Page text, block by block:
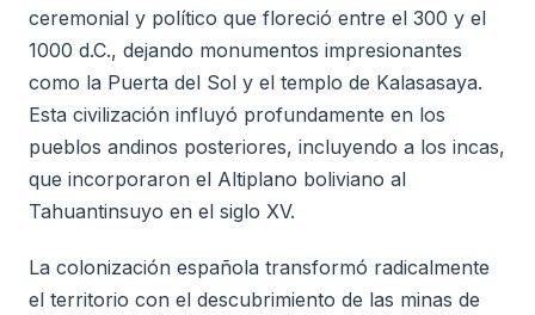
ceremonial y político que floreció entre el 300 y el
1000 d.C., dejando monumentos impresionantes
como la Puerta del Sol y el templo de Kalasasaya.
Esta civilización influyó profundamente en los
pueblos andinos posteriores, incluyendo a los incas,
que incorporaron el Altiplano boliviano al
Tahuantinsuyo en el siglo XV.
La colonización española transformó radicalmente
el territorio con el descubrimiento de las minas de